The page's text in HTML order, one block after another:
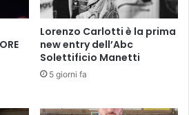
Lorenzo Carlotti è la prima
new entry dell’Abc
Solettificio Manetti
5 giorni fa